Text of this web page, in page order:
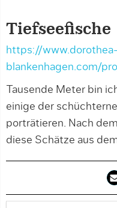
Tiefseefische
https://www.dorothea-
blankenhagen.com/
Tausende Meter bin
einige der
porträtieren. Nach
diese Schätze aus